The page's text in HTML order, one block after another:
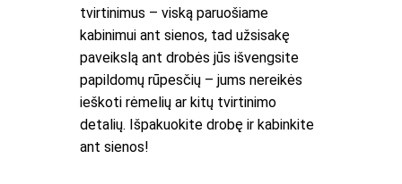
tvirtinimus – viską paruošiame
kabinimui ant sienos, tad užsisakę
paveikslą ant drobės jūs išvengsite
papildomų rūpesčių – jums nereikės
ieškoti rėmelių ar kitų tvirtinimo
detalių. Išpakuokite drobę ir kabinkite
ant sienos!